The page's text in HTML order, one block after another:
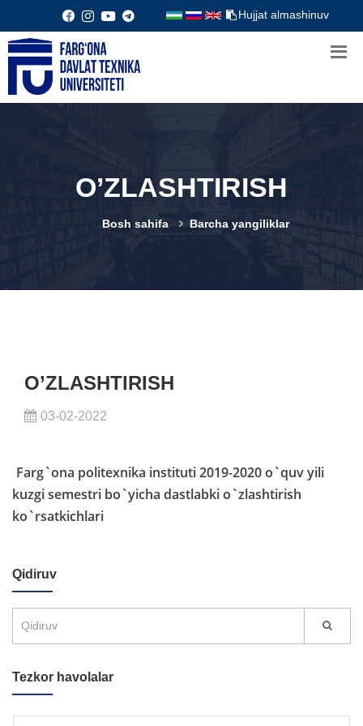
Hujjat almashinuv
O’ZLASHTIRISH
Bosh sahifa Barcha yangiliklar
O’ZLASHTIRISH
03-02-2022
Farg`ona politexnika instituti 2019-2020 o`quv yili
kuzgi semestri bo`yicha dastlabki o`zlashtirish
ko`rsatkichlari
Qidiruv
Tezkor havolalar